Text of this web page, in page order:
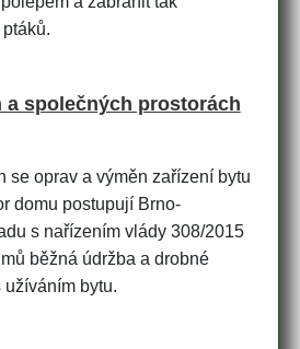
a společných prostorách
se oprav a výměn zařízení bytu
domu postupují Brno-
s nařízením vlády 308/2015
běžná údržba a drobné
bytu.